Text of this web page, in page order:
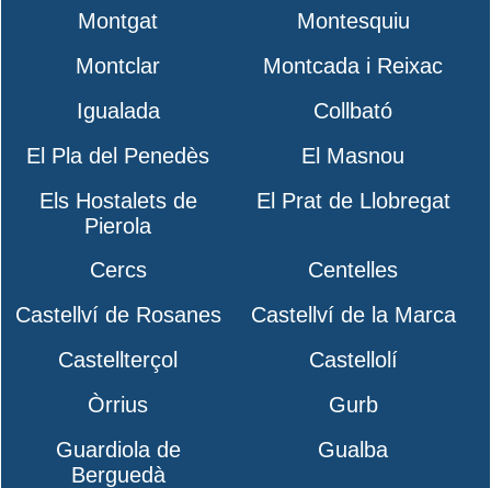
Montgat
Montesquiu
Montclar
Montcada i Reixac
Igualada
Collbató
El Pla del Penedès
El Masnou
Els Hostalets de
Pierola
El Prat de Llobregat
Cercs
Centelles
Castellví de Rosanes
Castellví de la Marca
Castellterçol
Castellolí
Òrrius
Gurb
Guardiola de
Berguedà
Gualba